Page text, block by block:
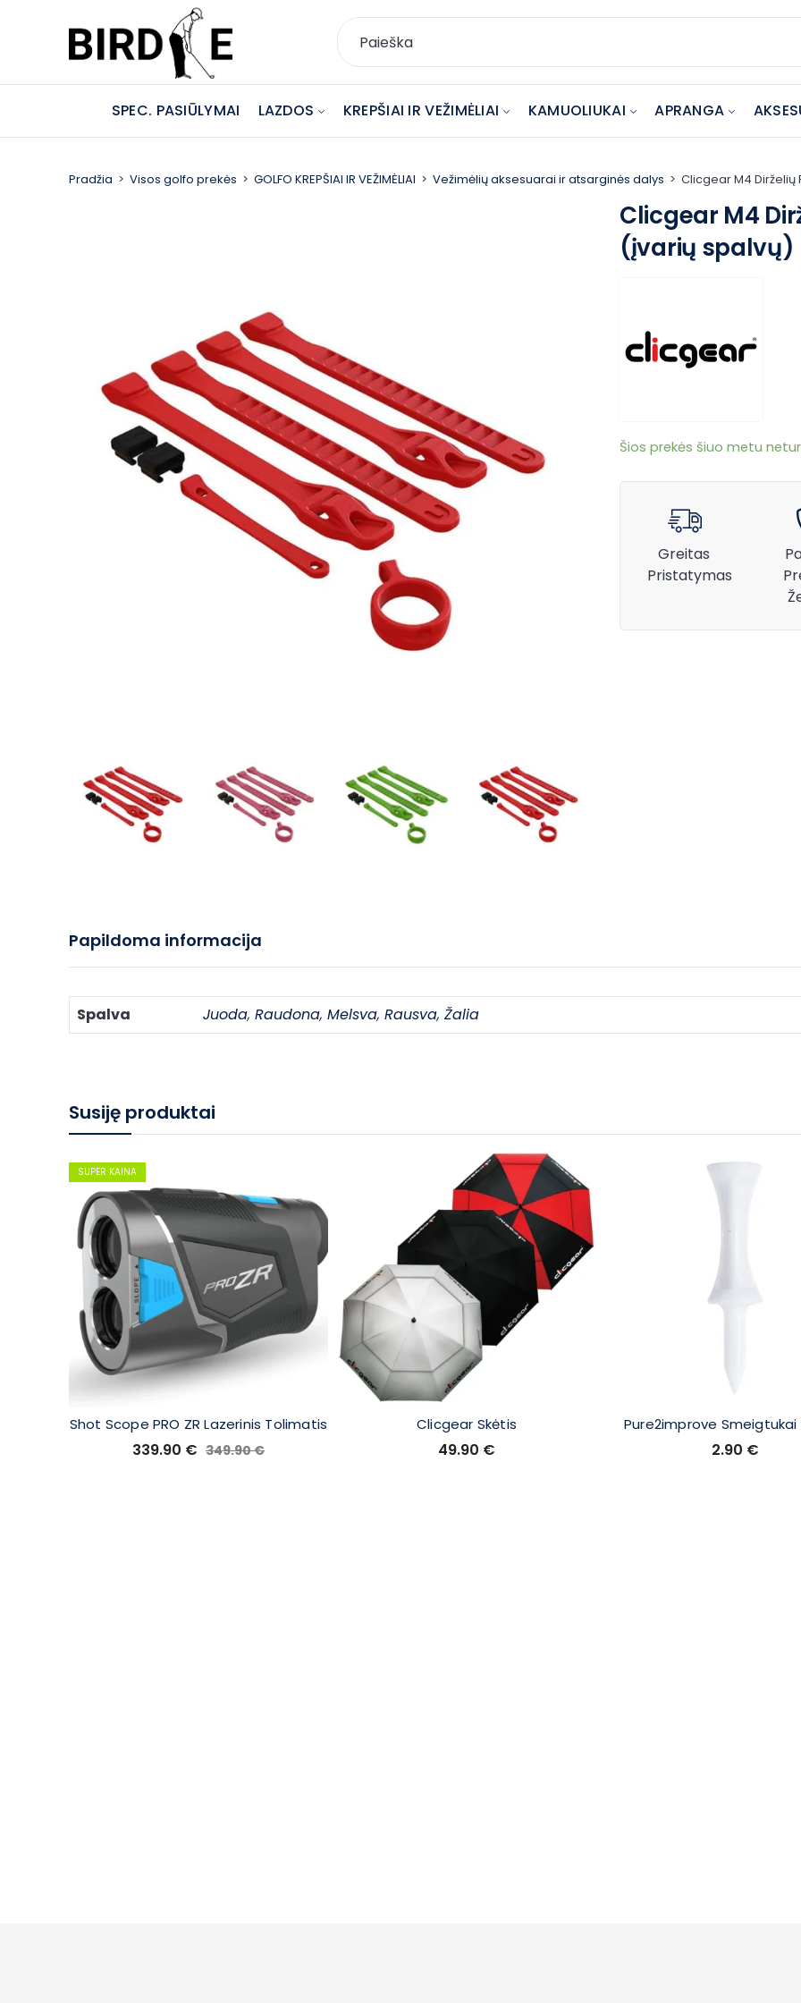
SPEC. PASIŪLYMAI LAZDOS KREPŠIAI IR VEŽIMĖLIAI KAMUOLIUKAI APRANGA
Pradžia Visos golfo prekės GOLFO KREPŠIAI IR VEŽIMĖLIAI Vežimėlių aksesuarai ir atsarginės dalys Clicgear M4 Dirželių
Clicgear M4
(įvarių spalvų)
Šios prekės šiuo metu
Greitas
Pristatymas
Papildoma informacija
Spalva Juoda, Raudona, Melsva, Rausva, Žalia
Susiję produktai
SUPER KAINA
Shot Scope PRO ZR Lazerinis Tolimatis
339.90 € 349.90€
Clicgear Skėtis
49.90 €
Pure2improve Smeigtukai
2.90 €